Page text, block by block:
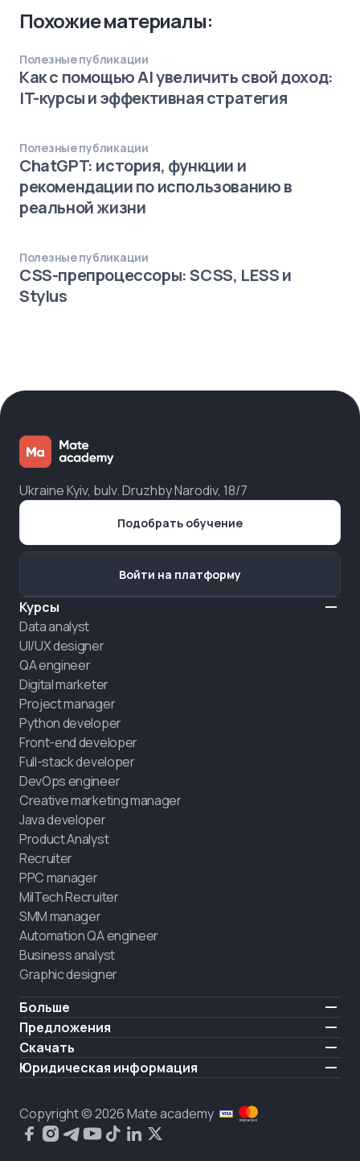
Похожие материалы:
Полезные публикации
Как с помощью AI увеличить свой доход:
IT-курсы и эффективная стратегия
Полезные публикации
ChatGPT: история, функции и
рекомендации по использованию в
реальной жизни
Полезные публикации
CSS-препроцессоры: SCSS, LESS и
Stylus
Ukraine Kyiv, bulv. Druzhby Narodiv, 18/7
Курсы
Data analyst
UI/UX designer
QA engineer
Digital marketer
Project manager
Python developer
Front-end developer
Full-stack developer
DevOps engineer
Creative marketing manager
Java developer
Product Analyst
Recruiter
PPC manager
MilTech Recruiter
SMM manager
Automation QA engineer
Business analyst
Graphic designer
Больше
Цены
Отзывы
О нас
Состояние рынка IT
Вопросы и ответы про IT
Предложения
IT для ветеранов
Нанять выпускника
Обучение полного дня
Скачать
iOS
Юридическая информация
Политика конфиденциальности
Политика cookies
Публичное договор
Подобрать обучение
Войти на платформу
Copyright © 2026 Mate academy